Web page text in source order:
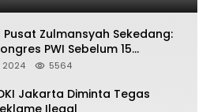
Pusat Zulmansyah Sekedang:
PWI Sebelum 15
2024 5564
Jakarta Diminta Tegas
Ilegal